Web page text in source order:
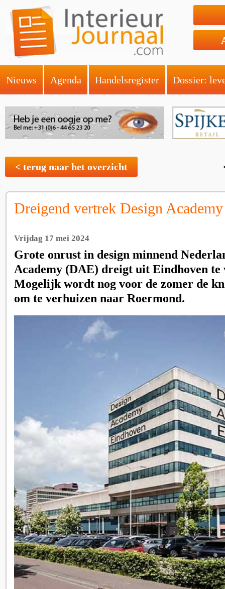
Nieuws Agenda Handelsregister Dossier:
< terug naar het overzicht
Dreigend vertrek Design Academy
Vrijdag 17 mei 2024
Grote onrust in design minnend
Academy (DAE) dreigt uit Eindhoven
Mogelijk wordt nog voor de zomer de
om te verhuizen naar Roermond.